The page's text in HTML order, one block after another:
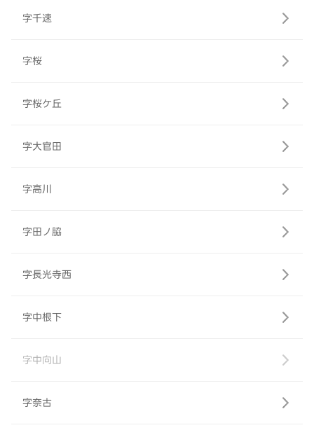
字千速
字桜
字桜ケ丘
字大官田
字高川
字田ノ脇
字長光寺西
字中根下
字中向山
字奈古